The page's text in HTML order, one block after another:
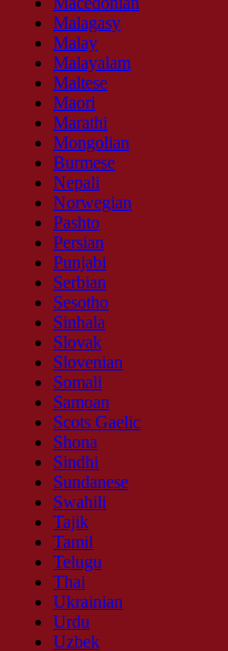
Malagasy
Malay
Malayalam
Maltese
Maori
Marathi
Mongolian
Burmese
Nepali
Norwegian
Pashto
Persian
Punjabi
Serbian
Sesotho
Sinhala
Slovak
Slovenian
Somali
Samoan
Scots Gaelic
Shona
Sindhi
Sundanese
Swahili
Tajik
Tamil
Telugu
Thai
Ukrainian
Urdu
Uzbek